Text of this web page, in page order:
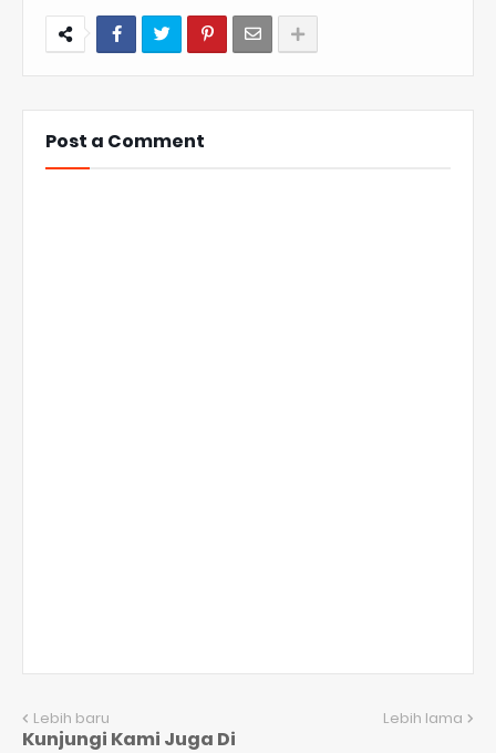
Post a Comment
Lebih baru Lebih lama
Kunjungi Kami Juga Di